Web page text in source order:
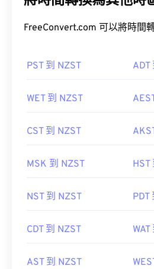
FreeConvert.com 可以將時間
PST 到 NZST ADT
WET 到 NZST
CST 到 NZST
MSK 到 NZST HST
NST 到 NZST PDT
CDT 到 NZST
AST 到 NZST